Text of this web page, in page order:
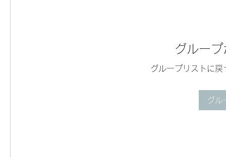
グルー
グループリストに
グル